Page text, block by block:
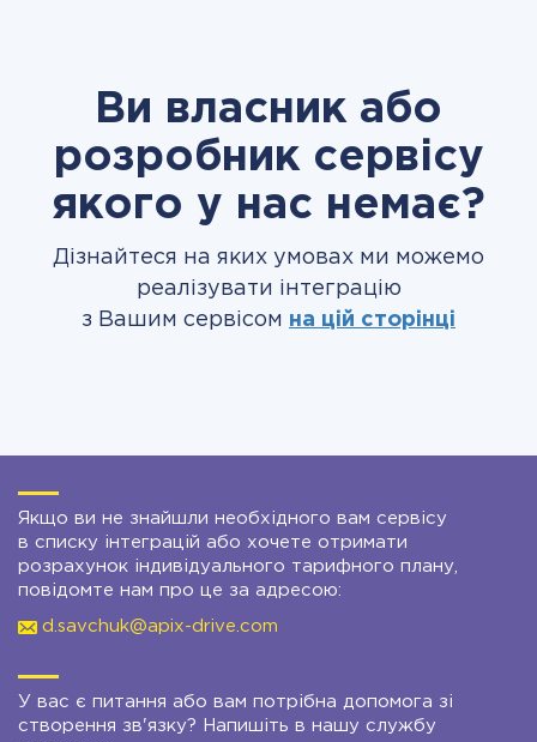
Ви власник або
розробник сервісу
якого у нас немає?
Дізнайтеся на яких умовах ми можемо
реалізувати інтеграцію
з Вашим сервісом на цій сторінці
Якщо ви не знайшли необхідного вам сервісу
в списку інтеграцій або хочете отримати
розрахунок індивідуального тарифного плану,
повідомте нам про це за адресою:
d.savchuk@apix-drive.com
У вас є питання або вам потрібна допомога зі
створення зв'язку? Напишіть в нашу службу